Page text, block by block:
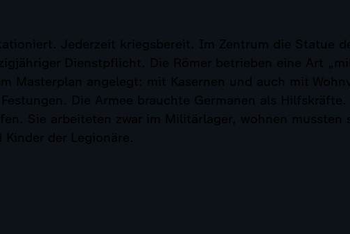
Jederzeit kriegsbereit. Im Zentrum die Statue
Dienstpflicht. Die Römer betrieben eine Art
Masterplan angelegt: mit Kasernen und auch mit
Die Armee brauchte Germanen als
Sie arbeiteten zwar im Militärlager, wohnen mussten
der Legionäre.